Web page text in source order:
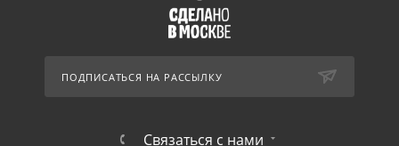
ПОДПИСАТЬСЯ НА РАССЫЛКУ
Связаться с нами